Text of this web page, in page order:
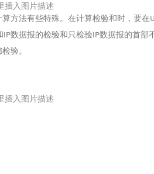
插入图片描述
方法有些特殊。在计算检验和时，要在
数据报的检验和只检验IP数据报的首部
验。
插入图片描述